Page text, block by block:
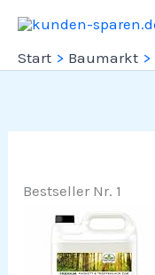
Inhalt
springen
Start Baumarkt
Bestseller Nr. 1